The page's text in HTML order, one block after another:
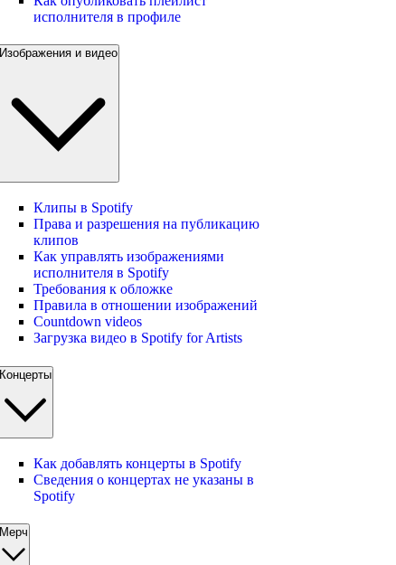
исполнителя в профиле
Изображения и видео
Клипы в Spotify
Права и разрешения на публикацию
клипов
Как управлять изображениями
исполнителя в Spotify
Требования к обложке
Правила в отношении изображений
Countdown videos
Загрузка видео в Spotify for Artists
Концерты
Как добавлять концерты в Spotify
Сведения о концертах не указаны в
Spotify
Мерч